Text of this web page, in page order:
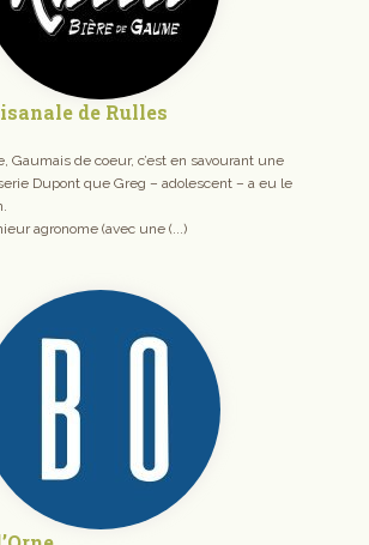
de Rulles
Gaumais de coeur, c’est en savourant une
Dupont que Greg – adolescent – a eu le
agronome (avec une (...)